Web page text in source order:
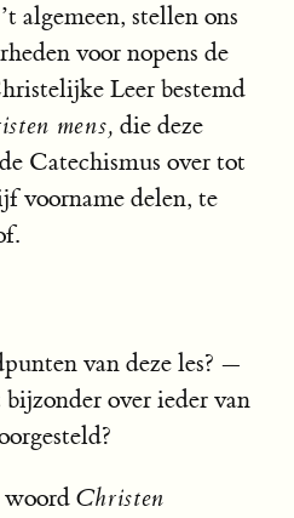
algemeen, stellen ons
voor nopens de
Leer bestemd
mens, die deze
Catechismus over tot
voorname delen, te
van deze les? —
over ieder van
Christen